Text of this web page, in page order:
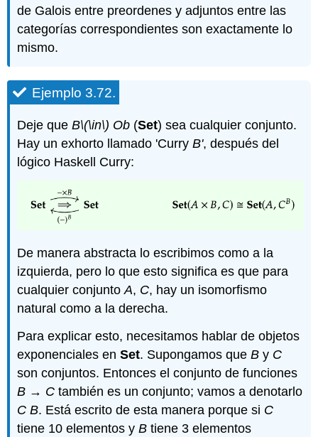
de Galois entre preordenes y adjuntos entre las
categorías correspondientes son exactamente lo
mismo.
Ejemplo 3.72.
Deje queB\(\in\) Ob (Set) sea cualquier conjunto.
Hay un exhorto llamado 'CurryB', después del
lógico Haskell Curry:
De manera abstracta lo escribimos como a la
izquierda, pero lo que esto significa es que para
cualquier conjuntoA, C, hay un isomorfismo
natural como a la derecha.
Para explicar esto, necesitamos hablar de objetos
exponenciales enSet. Supongamos queB y C
son conjuntos. Entonces el conjunto de funciones
B → C también es un conjunto; vamos a denotarlo
C B. Está escrito de esta manera porque si C
tiene 10 elementos yB tiene 3 elementos